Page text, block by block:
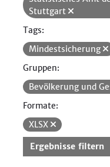
Stuttgart
Tags:
Mindestsicherung
Gruppen:
Bevölkerung und
Formate:
XLSX
Ergebnisse filtern